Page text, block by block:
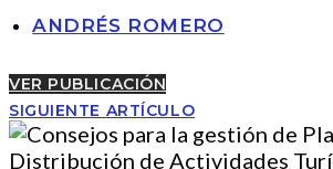
ANDRÉS ROMERO
VER PUBLICACIÓN
SIGUIENTE ARTÍCULO